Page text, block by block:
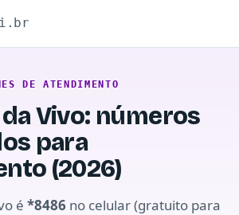
DE ATENDIMENTO
Vivo: números
para
(2026)
é *8486 no celular (gratuito para